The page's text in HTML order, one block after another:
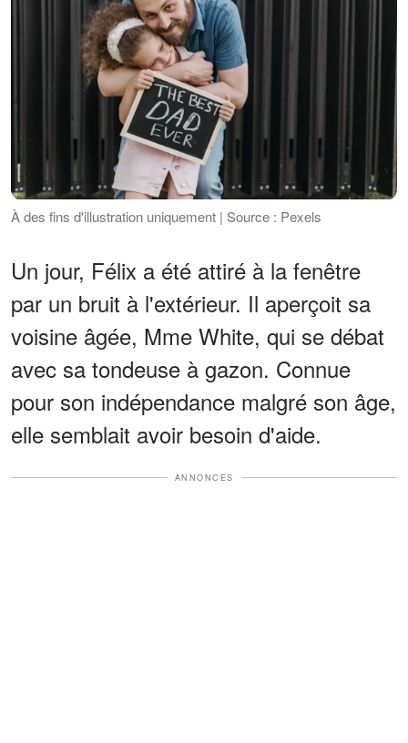
À des fins d'illustration uniquement | Source : Pexels
Un jour, Félix a été attiré à la fenêtre
par un bruit à l'extérieur. Il aperçoit sa
voisine âgée, Mme White, qui se débat
avec sa tondeuse à gazon. Connue
pour son indépendance malgré son âge,
elle semblait avoir besoin d'aide.
ANNONCES